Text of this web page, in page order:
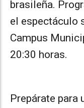
brasileña.
el espectáculo
Campus
20:30 horas.
Prepárate para